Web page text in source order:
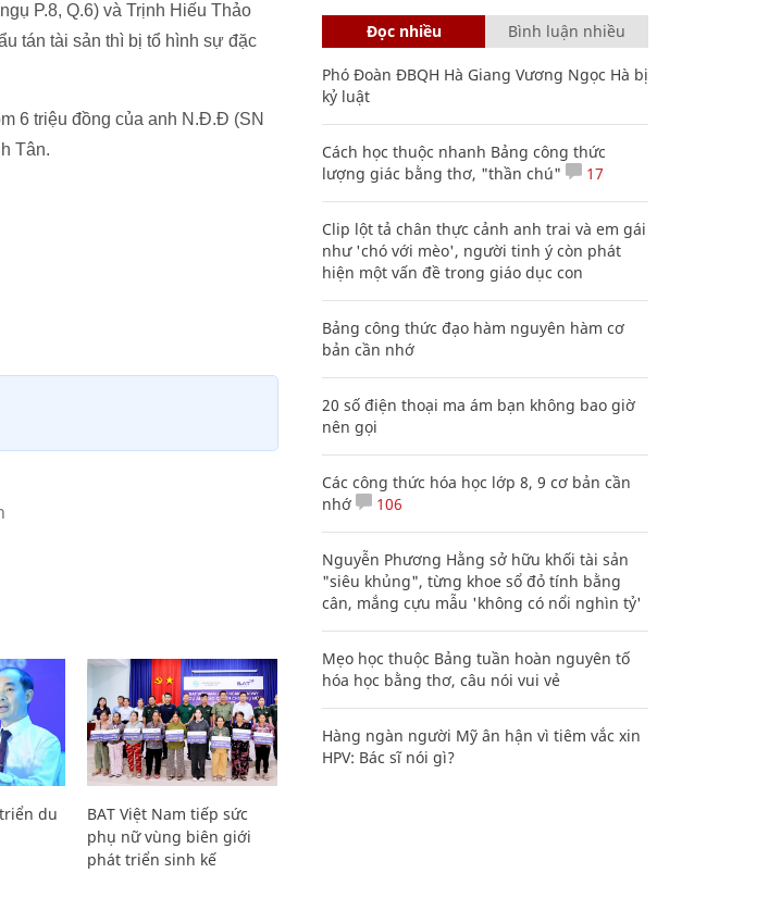
P.8, Q.6) và Trịnh Hiếu Thảo
tán tài sản thì bị tổ hình sự đặc
6 triệu đồng của anh N.Đ.Đ (SN
Tân.
du
BAT Việt Nam tiếp sức
phụ nữ vùng biên giới
phát triển sinh kế
Đọc nhiều Bình luận nhiều
Phó Đoàn ĐBQH Hà Giang Vương Ngọc Hà bị
kỷ luật
Cách học thuộc nhanh Bảng công thức
lượng giác bằng thơ, "thần chú"
17
Clip lột tả chân thực cảnh anh trai và em gái
như 'chó với mèo', người tinh ý còn phát
hiện một vấn đề trong giáo dục con
Bảng công thức đạo hàm nguyên hàm cơ
bản cần nhớ
20 số điện thoại ma ám bạn không bao giờ
nên gọi
Các công thức hóa học lớp 8, 9 cơ bản cần
nhớ
106
Nguyễn Phương Hằng sở hữu khối tài sản
"siêu khủng", từng khoe sổ đỏ tính bằng
cân, mắng cựu mẫu 'không có nổi nghìn tỷ'
Mẹo học thuộc Bảng tuần hoàn nguyên tố
hóa học bằng thơ, câu nói vui vẻ
Hàng ngàn người Mỹ ân hận vì tiêm vắc xin
HPV: Bác sĩ nói gì?